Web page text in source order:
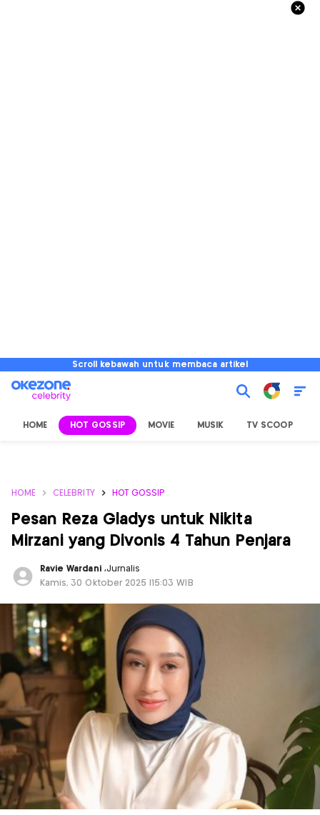
Scroll kebawah untuk membaca artikel
HOME HOT GOSSIP MOVIE MUSIK TV SCOOP
HOME CELEBRITY HOT GOSSIP
Pesan Reza Gladys untuk Nikita
Mirzani yang Divonis 4 Tahun Penjara
Ravie Wardani ,Jurnalis
Kamis, 30 Oktober 2025 |15:03 WIB